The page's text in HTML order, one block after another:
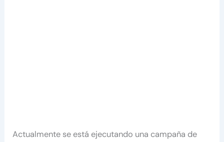
Actualmente se está ejecutando una campaña de